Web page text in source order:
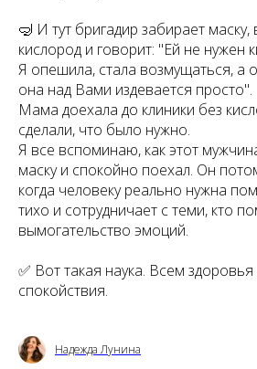
🤿 И тут бригадир забирает
кислород и говорит: "Ей не нужен
Я опешила, стала возмущаться, а
она над Вами издевается просто".
Мама доехала до клиники без
сделали, что было нужно.
Я все вспоминаю, как этот
маску и спокойно поехал. Он
когда человеку реально нужна
тихо и сотрудничает с теми, кто
вымогательство эмоций.
✅ Вот такая наука. Всем
спокойствия.
Надежда Лунина